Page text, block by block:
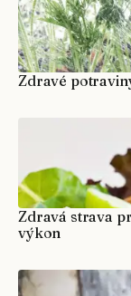
Zdravé
Zdravá strava
výkon